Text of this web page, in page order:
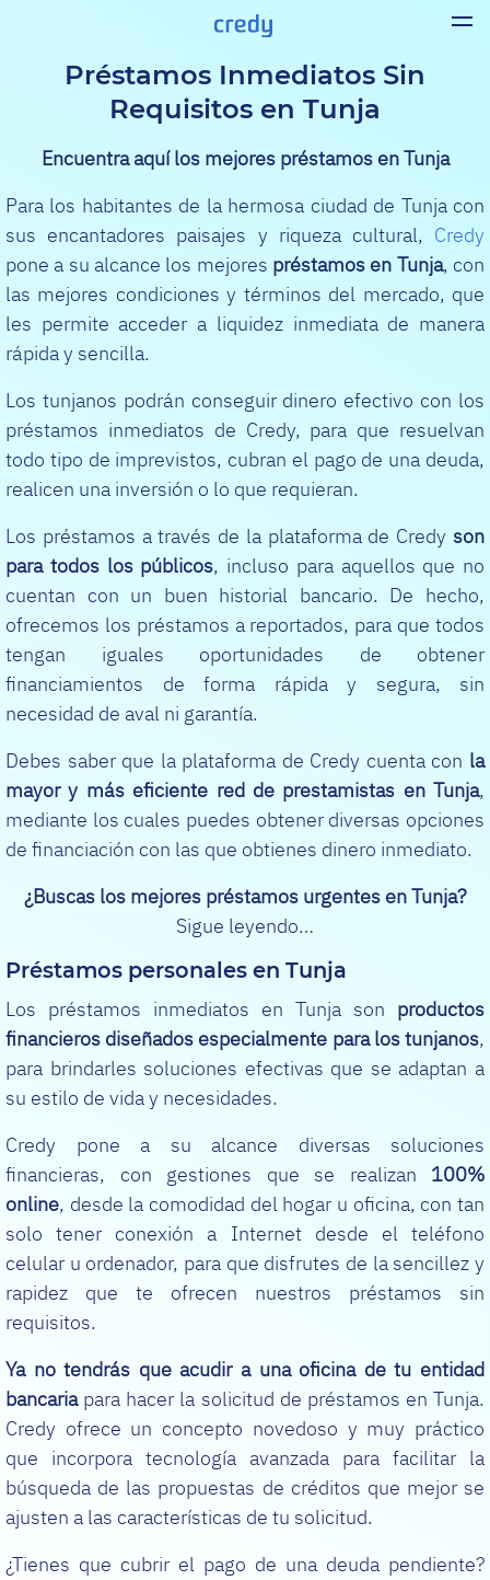
Préstamos Inmediatos Sin
Requisitos en Tunja
Encuentra aquí los mejores préstamos en Tunja
Para los habitantes de la hermosa ciudad de Tunja con
sus encantadores paisajes y riqueza cultural, Credy
pone a su alcance los mejores préstamos en Tunja, con
las mejores condiciones y términos del mercado, que
les permite acceder a liquidez inmediata de manera
rápida y sencilla.
Los tunjanos podrán conseguir dinero efectivo con los
préstamos inmediatos de Credy, para que resuelvan
todo tipo de imprevistos, cubran el pago de una deuda,
realicen una inversión o lo que requieran.
Los préstamos a través de la plataforma de Credy son
para todos los públicos, incluso para aquellos que no
cuentan con un buen historial bancario. De hecho,
ofrecemos los préstamos a reportados, para que todos
tengan iguales oportunidades de obtener
financiamientos de forma rápida y segura, sin
necesidad de aval ni garantía.
Debes saber que la plataforma de Credy cuenta con la
mayor y más eficiente red de prestamistas en Tunja,
mediante los cuales puedes obtener diversas opciones
de financiación con las que obtienes dinero inmediato.
¿Buscas los mejores préstamos urgentes en Tunja?
Sigue leyendo…
Préstamos personales en Tunja
Los préstamos inmediatos en Tunja son productos
financieros diseñados especialmente para los tunjanos,
para brindarles soluciones efectivas que se adaptan a
su estilo de vida y necesidades.
Credy pone a su alcance diversas soluciones
financieras, con gestiones que se realizan 100%
online, desde la comodidad del hogar u oficina, con tan
solo tener conexión a Internet desde el teléfono
celular u ordenador, para que disfrutes de la sencillez y
rapidez que te ofrecen nuestros préstamos sin
requisitos.
Ya no tendrás que acudir a una oficina de tu entidad
bancariapara hacer la solicitud de préstamos en Tunja.
Credy ofrece un concepto novedoso y muy práctico
que incorpora tecnología avanzada para facilitar la
búsqueda de las propuestas de créditos que mejor se
ajusten a las características de tu solicitud.
¿Tienes que cubrir el pago de una deuda pendiente?